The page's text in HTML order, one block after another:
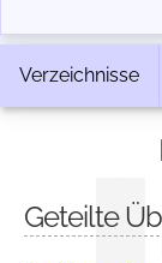
Verzeichnisse
Geteilte